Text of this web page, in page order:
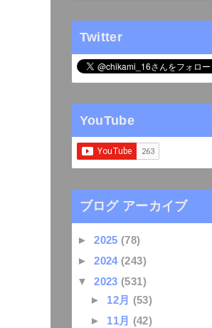
Twitter
YouTube
ブログ アーカイブ
►2025 (78)
►2024 (243)
▼2023 (531)
► 12月 (53)
► 11月 (42)